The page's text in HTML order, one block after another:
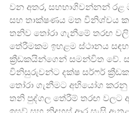
වන අතර, සහභාගිවන්නන් රළ
සහ තාක්ෂණය මත විනිශ්චය
තනිව තෝරා ගැනීමේ තරඟ
තේරීමකම ඉහළම ස්ථානය
ක්‍රීඩකයින්ගෙන් සමන්විත වේ.
විනිසුරුවන්ට දක්ෂ සර්ෆර්
තෝරා ගැනීමට අභියෝග
තනි පුද්ගල තේරීම් තරඟ වලට